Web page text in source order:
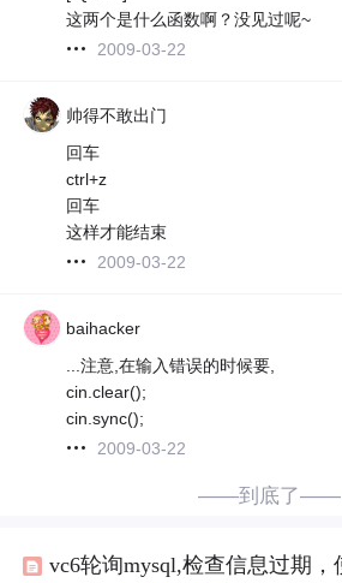
这两个是什么函数啊？没见过呢~
2009-03-22
帅得不敢出门
回车
ctrl+z
回车
这样才能结束
2009-03-22
baihacker
...注意,在输入错误的时候要,
cin.clear();
cin.sync();
2009-03-22
——到底了——